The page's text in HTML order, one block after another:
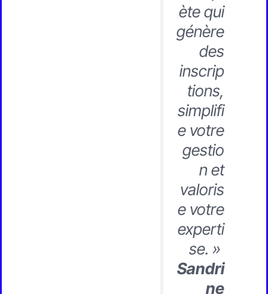
ète qui
génère
des
inscrip
tions,
simplifi
e votre
gestio
n et
valoris
e votre
experti
se. »
Sandri
ne